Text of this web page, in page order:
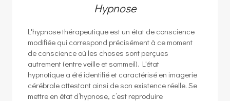
Hypnose
L'hypnose thérapeutique est un état de conscience
modifiée qui correspond précisément à ce moment
de conscience où les choses sont perçues
autrement (entre veille et sommeil). L'état
hypnotique a été identifié et caractérisé en imagerie
cérébrale attestant ainsi de son existence réelle. Se
mettre en état d’hypnose, c’est reproduire